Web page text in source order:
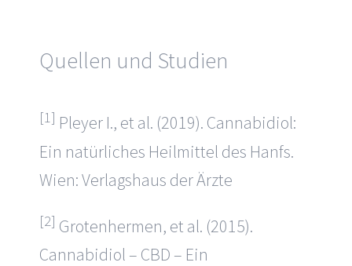
Quellen und Studien
[1] Pleyer I., et al. (2019). Cannabidiol:
Ein natürliches Heilmittel des Hanfs.
Wien: Verlagshaus der Ärzte
[2] Grotenhermen, et al. (2015).
Cannabidiol – CBD – Ein